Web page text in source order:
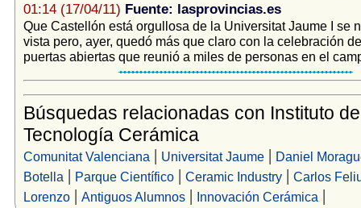
01:14 (17/04/11) Fuente: lasprovincias.es
Que Castellón está orgullosa de la Universitat Jaume I se
vista pero, ayer, quedó más que claro con la celebración
puertas abiertas que reunió a miles de personas en el
Búsquedas relacionadas con Instituto de
Tecnología Cerámica
Comunitat Valenciana | Universitat Jaume| Daniel
Botella | Parque Científico| Ceramic Industry| Carlos
Lorenzo| Antiguos Alumnos| Innovación Cerámica |